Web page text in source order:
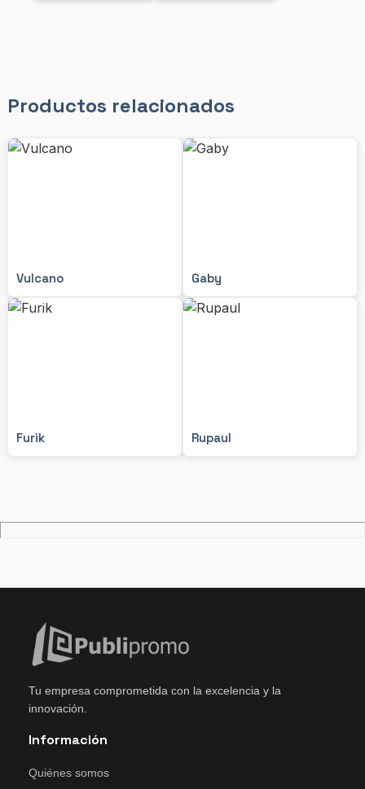
Productos relacionados
Vulcano Gaby
Furik Rupaul
Tu empresa comprometida con la excelencia y la
innovación.
Información
Quiénes somos